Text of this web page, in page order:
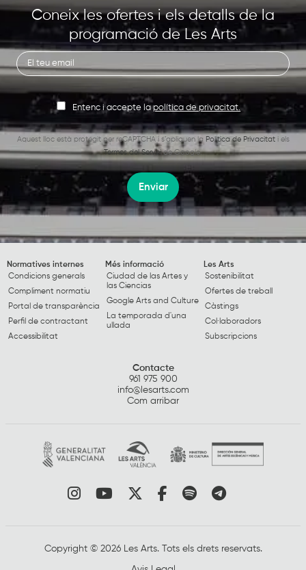
Coneix les ofertes i els detalls de la
programació de Les Arts
Entenc i accepte lapolítica de privacitat.
Aquest lloc està protegit per reCAPTCHA i s’apliquen la Política de Privacitati els
Termes del Serveide Google.
Enviar
Normatives internes
Condicions generals
Compliment normatiu
Portal de transparència
Perfil de contractant
Accessibilitat
Més informació
Ciudad de las Artes y
las Ciencias
Google Arts and Culture
La temporada d'una
ullada
Les Arts
Sostenibilitat
Ofertes de treball
Càstings
Col·laboradors
Subscripcions
Contacte
961 975 900
info@lesarts.com
Com arribar
Link a instagram
Link a youtube
Link a twitter
Link a facebook
Link a spotify
Link a
Copyright © 2026 Les Arts. Tots els drets reservats.